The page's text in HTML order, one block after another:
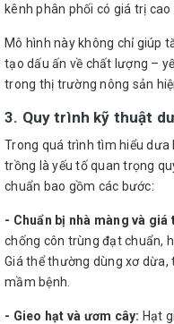
kênh phân phối có giá trị
Mô hình này không chỉ giúp
tạo dấu ấn về chất lượng –
trong thị trường nông sản
3. Quy trình kỹ thuật
Trong quá trình tìm hiểu
trồng là yếu tố quan trọng
chuẩn bao gồm các bước:
- Chuẩn bị nhà màng và giá
chống côn trùng đạt chuẩn,
Giá thể thường dùng xơ
mầm bệnh.
- Gieo hạt và ươm cây: Hạt